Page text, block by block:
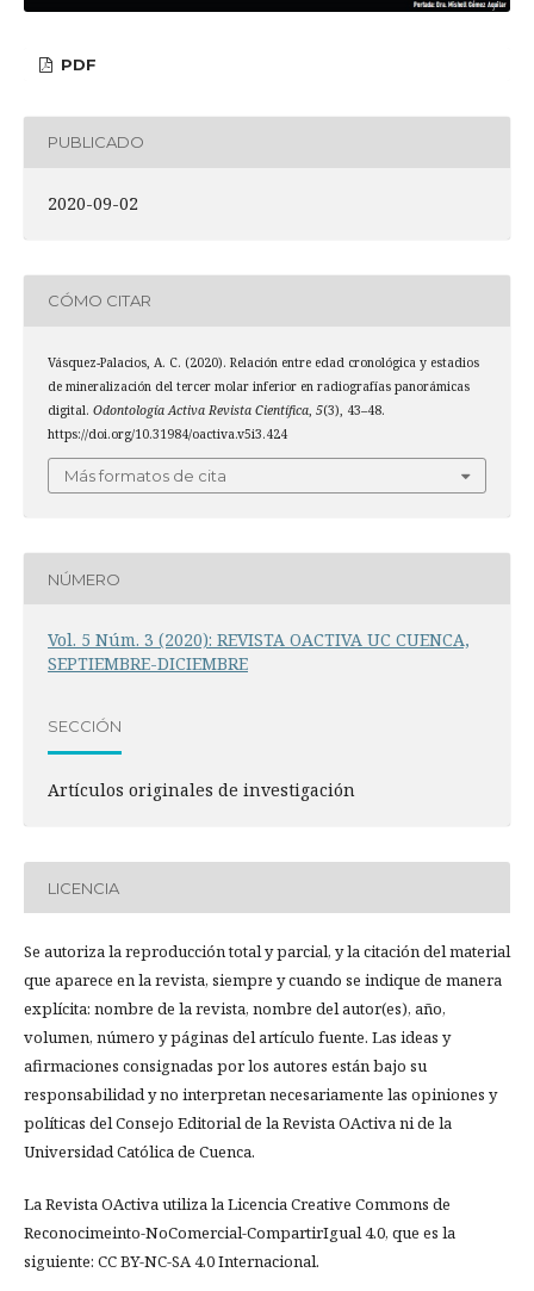
PDF
PUBLICADO
2020-09-02
CÓMO CITAR
Vásquez-Palacios, A. C. (2020). Relación entre edad cronológica y estadios
de mineralización del tercer molar inferior en radiografías panorámicas
digital. Odontología Activa Revista Científica, 5(3), 43–48.
https://doi.org/10.31984/oactiva.v5i3.424
Más formatos de cita
NÚMERO
Vol. 5 Núm. 3 (2020): REVISTA OACTIVA UC CUENCA,
SEPTIEMBRE-DICIEMBRE
SECCIÓN
Artículos originales de investigación
LICENCIA
Se autoriza la reproducción total y parcial, y la citación del material
que aparece en la revista, siempre y cuando se indique de manera
explícita: nombre de la revista, nombre del autor(es), año,
volumen, número y páginas del artículo fuente. Las ideas y
afirmaciones consignadas por los autores están bajo su
responsabilidad y no interpretan necesariamente las opiniones y
políticas del Consejo Editorial de la Revista OActiva ni de la
Universidad Católica de Cuenca.
La Revista OActiva utiliza la Licencia Creative Commons de
Reconocimeinto-NoComercial-CompartirIgual 4.0, que es la
siguiente: CC BY-NC-SA 4.0 Internacional.